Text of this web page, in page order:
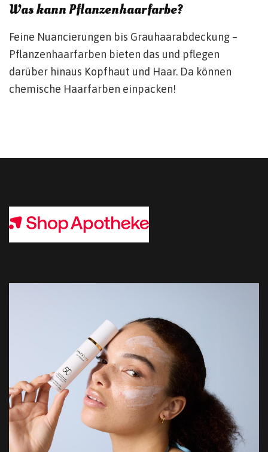
Was kann Pflanzenhaarfarbe?
Feine Nuancierungen bis Grauhaarabdeckung –
Pflanzenhaarfarben bieten das und pflegen
darüber hinaus Kopfhaut und Haar. Da können
chemische Haarfarben einpacken!